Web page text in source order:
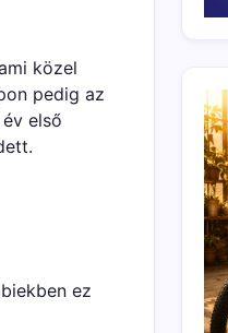
közel
pedig az
első
ez